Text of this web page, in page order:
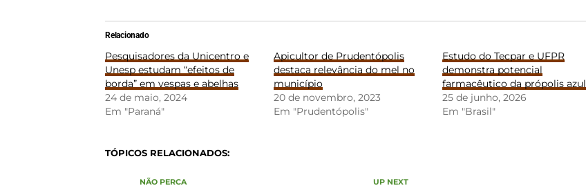
Relacionado
Pesquisadores da Unicentro e
Unesp estudam “efeitos de
borda” em vespas e abelhas
24 de maio, 2024
Em "Paraná"
Apicultor de Prudentópolis
destaca relevância do mel no
município
20 de novembro, 2023
Em "Prudentópolis"
Estudo do Tecpar e UFPR
demonstra potencial
farmacêutico da própolis azul
25 de junho, 2026
Em "Brasil"
TÓPICOS RELACIONADOS:
UP NEXT
NÃO PERCA